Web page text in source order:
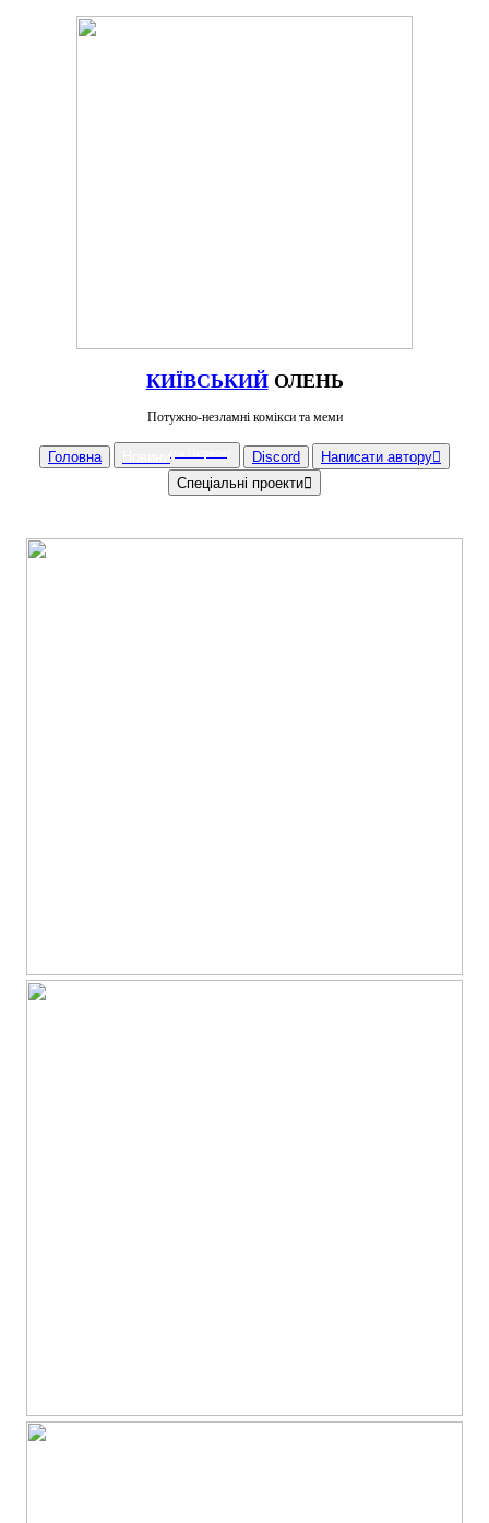
КИЇВСЬКИЙОЛЕНЬ
Потужно-незламні комікси та меми
Головна Discord
Написати автору︎
Спеціальні проекти︎